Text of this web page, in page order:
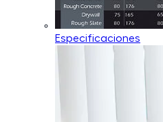
Especificaciones